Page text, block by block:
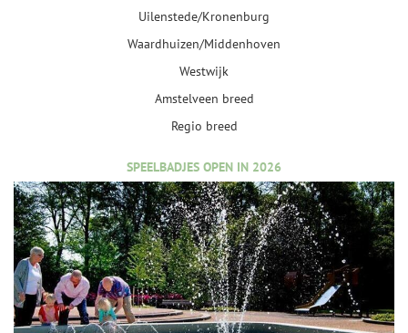
Uilenstede/Kronenburg
Waardhuizen/Middenhoven
Westwijk
Amstelveen breed
Regio breed
SPEELBADJES OPEN IN 2026